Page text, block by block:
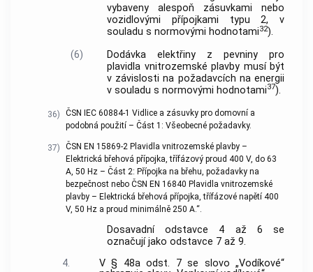
vybaveny alespoň zásuvkami nebo
vozidlovými přípojkami typu 2, v
souladu s normovými hodnotami32).
(6)
Dodávka elektřiny z pevniny pro
plavidla vnitrozemské plavby musí být
v závislosti na požadavcích na energii
v souladu s normovými hodnotami37).
36)
ČSN IEC 60884-1 Vidlice a zásuvky pro domovní a
podobná použití – Část 1: Všeobecné požadavky.
37)
ČSN EN 15869-2 Plavidla vnitrozemské plavby –
Elektrická břehová přípojka, třífázový proud 400 V, do 63
A, 50 Hz – Část 2: Přípojka na břehu, požadavky na
bezpečnost nebo ČSN EN 16840 Plavidla vnitrozemské
plavby – Elektrická břehová přípojka, třífázové napětí 400
V, 50 Hz a proud minimálně 250 A.“.
Dosavadní odstavce 4 až 6 se
označují jako odstavce 7 až 9.
4.
V § 48a odst. 7 se slovo „Vodíkové“